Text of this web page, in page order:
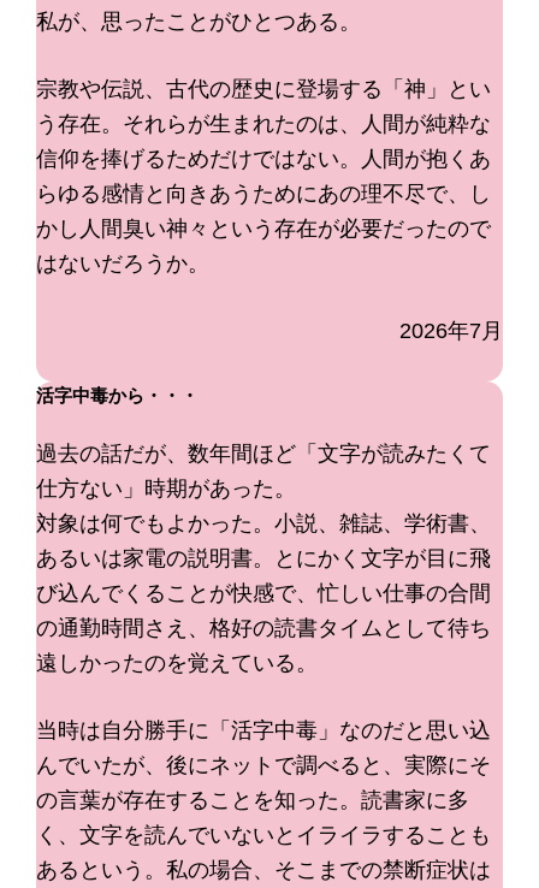
私が、思ったことがひとつある。
宗教や伝説、古代の歴史に登場する「神」とい
う存在。それらが生まれたのは、人間が純粋な
信仰を捧げるためだけではない。人間が抱くあ
らゆる感情と向きあうためにあの理不尽で、し
かし人間臭い神々という存在が必要だったので
はないだろうか。
2026年7月
活字中毒から・・・
過去の話だが、数年間ほど「文字が読みたくて
仕方ない」時期があった。
対象は何でもよかった。小説、雑誌、学術書、
あるいは家電の説明書。とにかく文字が目に飛
び込んでくることが快感で、忙しい仕事の合間
の通勤時間さえ、格好の読書タイムとして待ち
遠しかったのを覚えている。
当時は自分勝手に「活字中毒」なのだと思い込
んでいたが、後にネットで調べると、実際にそ
の言葉が存在することを知った。読書家に多
く、文字を読んでいないとイライラすることも
あるという。私の場合、そこまでの禁断症状は